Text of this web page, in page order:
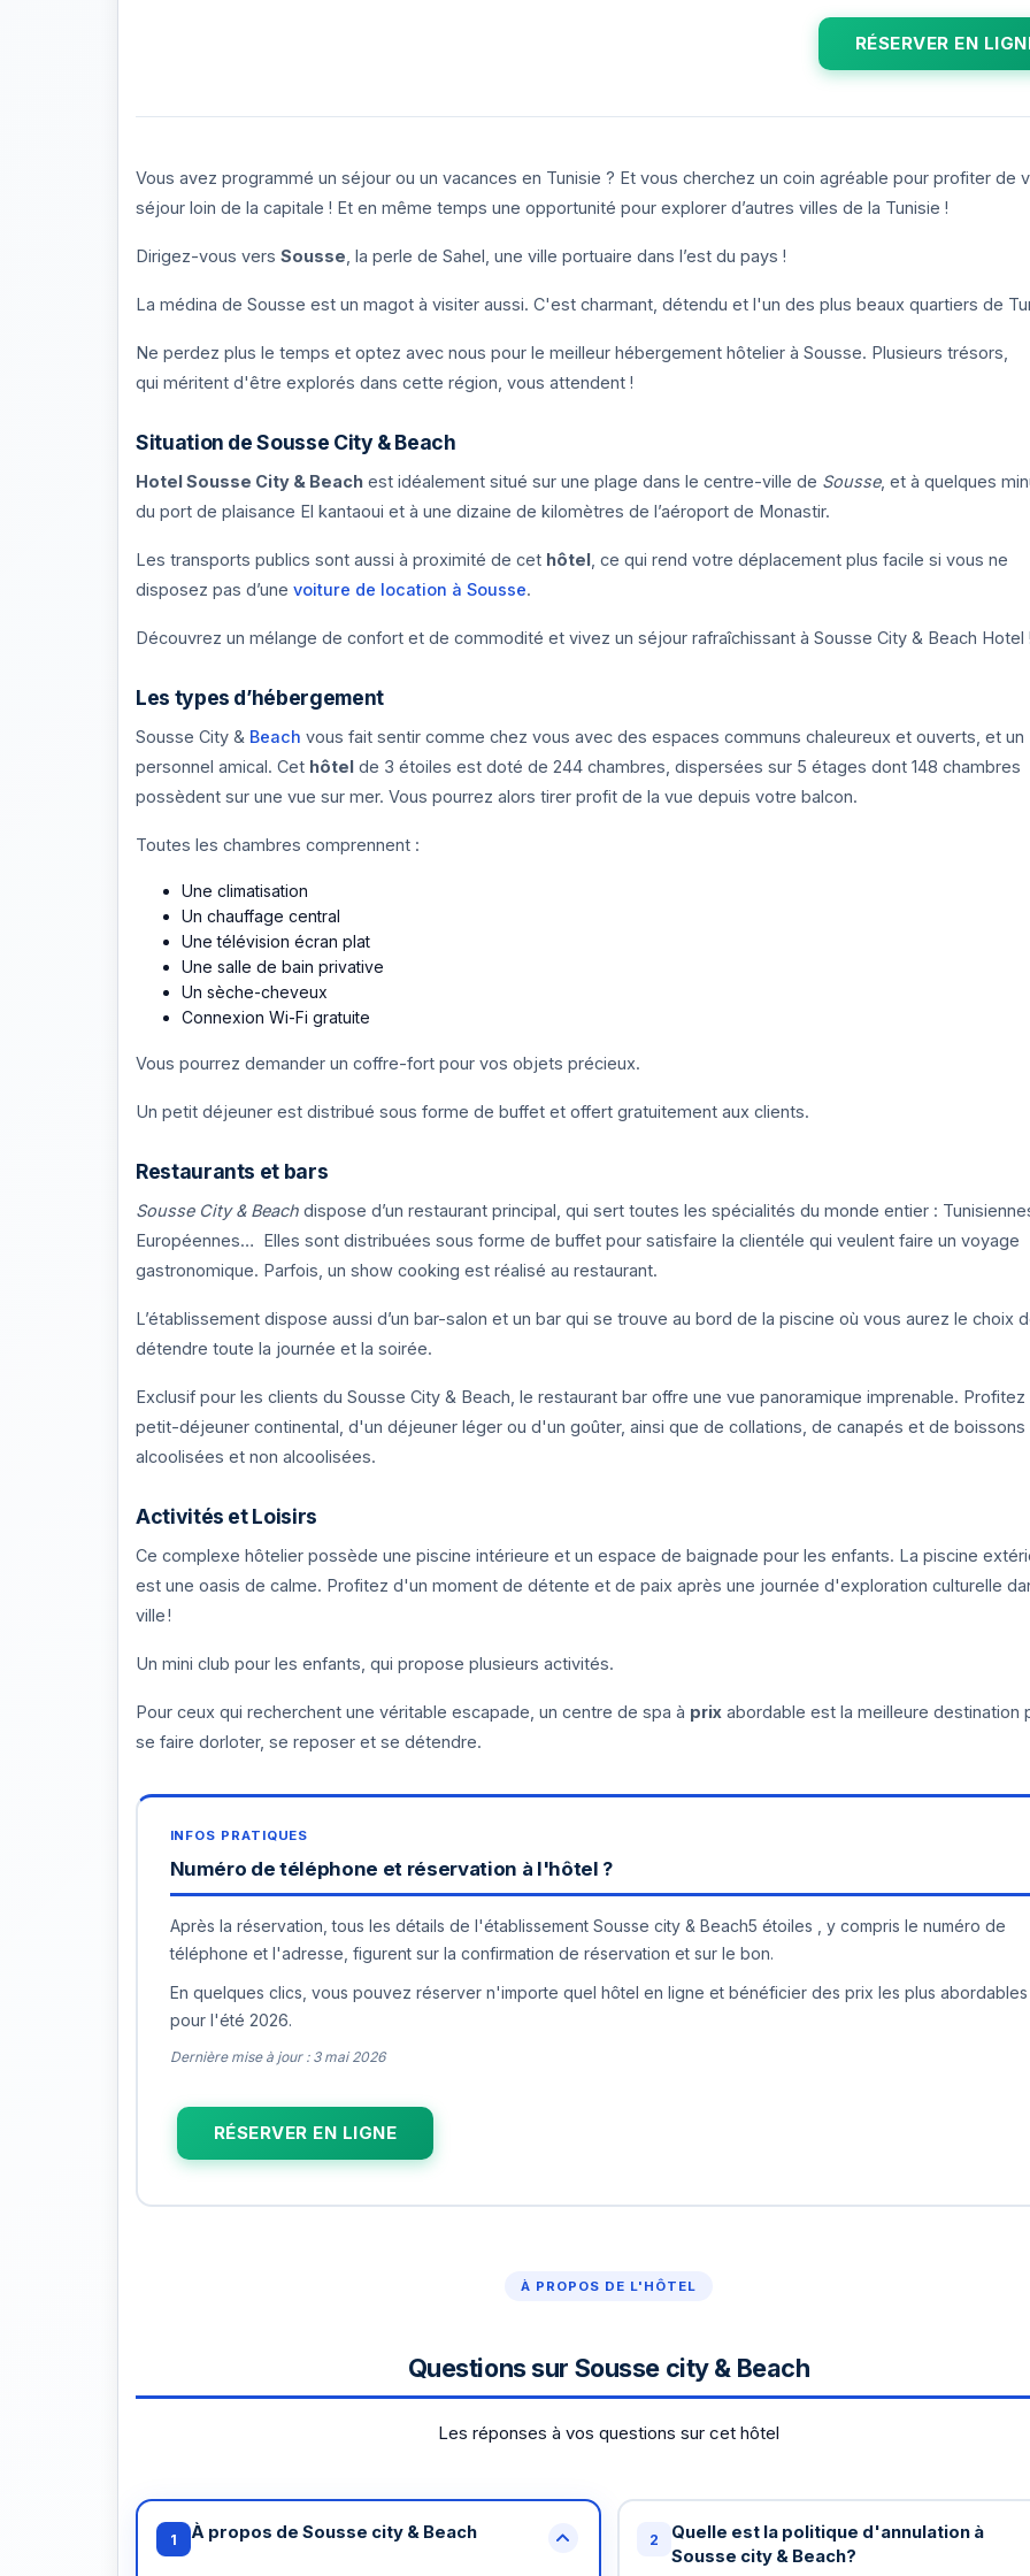
RÉSERVER EN
Vous avez programmé un séjour ou un vacances en Tunisie ? Et vous cherchez un coin agréable pour profiter de
séjour loin de la capitale ! Et en même temps une opportunité pour explorer d’autres villes de la Tunisie !
Dirigez-vous vers Sousse , la perle de Sahel, une ville portuaire dans l’est du pays !
La médina de Sousse est un magot à visiter aussi. C'est charmant, détendu et l'un des plus beaux quartiers de
Ne perdez plus le temps et optez avec nous pour le meilleur hébergement hôtelier à Sousse. Plusieurs trésors,
qui méritent d'être explorés dans cette région, vous attendent !
Situation de Sousse City & Beach
Hotel Sousse City & Beach est idéalement situé sur une plage dans le centre-ville de Sousse, et à quelques
du port de plaisance El kantaoui et à une dizaine de kilomètres de l’aéroport de Monastir.
Les transports publics sont aussi à proximité de cet hôtel , ce qui rend votre déplacement plus facile si vous ne
disposez pas d’une voiture de location à Sousse.
Découvrez un mélange de confort et de commodité et vivez un séjour rafraîchissant à Sousse City & Beach
Les types d’hébergement
Sousse City & Beach vous fait sentir comme chez vous avec des espaces communs chaleureux et ouverts, et un
personnel amical. Cet hôtel de 3 étoiles est doté de 244 chambres, dispersées sur 5 étages dont 148 chambres
possèdent sur une vue sur mer. Vous pourrez alors tirer profit de la vue depuis votre balcon.
Toutes les chambres comprennent :
Une climatisation
Un chauffage central
Une télévision écran plat
Une salle de bain privative
Un sèche-cheveux
Connexion Wi-Fi gratuite
Vous pourrez demander un coffre-fort pour vos objets précieux.
Un petit déjeuner est distribué sous forme de buffet et offert gratuitement aux clients.
Restaurants et bars
Sousse City & Beach dispose d’un restaurant principal, qui sert toutes les spécialités du monde entier :
Européennes… Elles sont distribuées sous forme de buffet pour satisfaire la clientéle qui veulent faire un voyage
gastronomique. Parfois, un show cooking est réalisé au restaurant.
L’établissement dispose aussi d’un bar-salon et un bar qui se trouve au bord de la piscine où vous aurez le choix
détendre toute la journée et la soirée.
Exclusif pour les clients du Sousse City & Beach, le restaurant bar offre une vue panoramique imprenable.
petit-déjeuner continental, d'un déjeuner léger ou d'un goûter, ainsi que de collations, de canapés et de boissons
alcoolisées et non alcoolisées.
Activités et Loisirs
Ce complexe hôtelier possède une piscine intérieure et un espace de baignade pour les enfants. La piscine
est une oasis de calme. Profitez d'un moment de détente et de paix après une journée d'exploration culturelle
ville !
Un mini club pour les enfants, qui propose plusieurs activités.
Pour ceux qui recherchent une véritable escapade, un centre de spa à prix abordable est la meilleure destination
se faire dorloter, se reposer et se détendre.
Numéro de téléphone et réservation à l'hôtel ?
Après la réservation, tous les détails de l'établissement Sousse city & Beach5 étoiles , y compris le numéro de
téléphone et l'adresse, figurent sur la confirmation de réservation et sur le bon.
En quelques clics, vous pouvez réserver n'importe quel hôtel en ligne et bénéficier des prix les plus abordables
pour l'été 2026.
Dernière mise à jour : 3 mai 2026
RÉSERVER EN LIGNE
À PROPOS DE L'HÔTEL
Questions sur Sousse city & Beach
Les réponses à vos questions sur cet hôtel
1 À propos de Sousse city & Beach 2
Quelle est la politique d'annulation à
Sousse city & Beach?